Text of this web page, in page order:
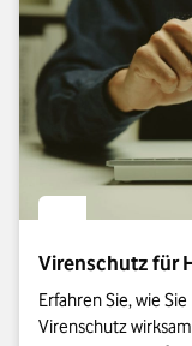
Virenschutz für
Erfahren Sie, wie
Virenschutz